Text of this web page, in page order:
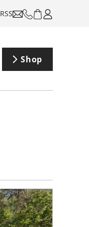
RSS
Shop